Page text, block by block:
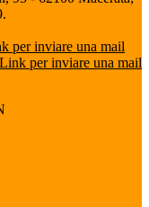
per inviare una mail
Link per inviare una mail